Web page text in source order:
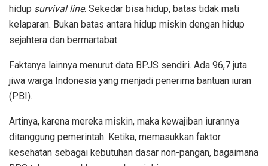
hidup survival line. Sekedar bisa hidup, batas tidak mati
kelaparan. Bukan batas antara hidup miskin dengan hidup
sejahtera dan bermartabat.
Faktanya lainnya menurut data BPJS sendiri. Ada 96,7 juta
jiwa warga Indonesia yang menjadi penerima bantuan iuran
(PBI).
Artinya, karena mereka miskin, maka kewajiban iurannya
ditanggung pemerintah. Ketika, memasukkan faktor
kesehatan sebagai kebutuhan dasar non-pangan, bagaimana